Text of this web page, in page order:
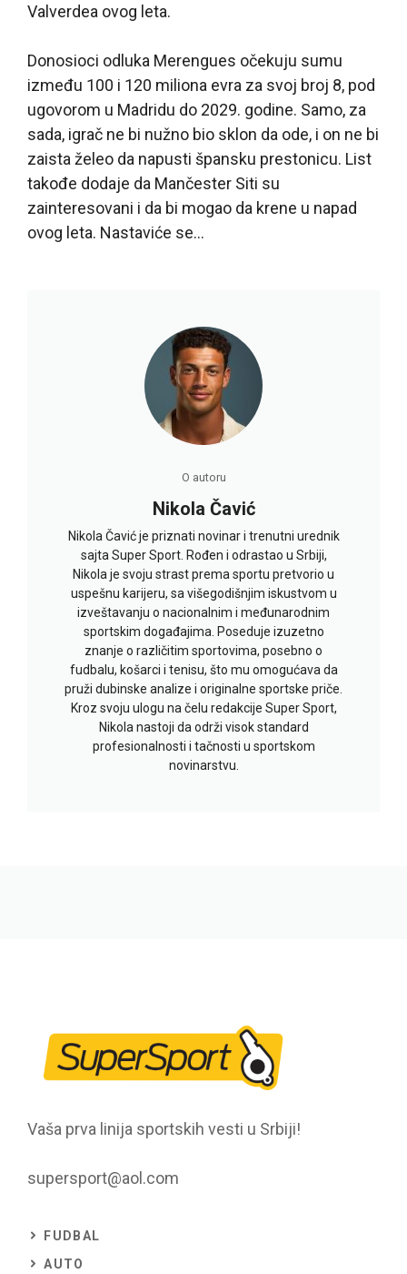
Valverdea ovog leta.
Donosioci odluka Merengues očekuju sumu
između 100 i 120 miliona evra za svoj broj 8, pod
ugovorom u Madridu do 2029. godine. Samo, za
sada, igrač ne bi nužno bio sklon da ode, i on ne bi
zaista želeo da napusti špansku prestonicu. List
takođe dodaje da Mančester Siti su
zainteresovani i da bi mogao da krene u napad
ovog leta. Nastaviće se…
O autoru
Nikola Čavić
Nikola Čavić je priznati novinar i trenutni urednik
sajta Super Sport. Rođen i odrastao u Srbiji,
Nikola je svoju strast prema sportu pretvorio u
uspešnu karijeru, sa višegodišnjim iskustvom u
izveštavanju o nacionalnim i međunarodnim
sportskim događajima. Poseduje izuzetno
znanje o različitim sportovima, posebno o
fudbalu, košarci i tenisu, što mu omogućava da
pruži dubinske analize i originalne sportske priče.
Kroz svoju ulogu na čelu redakcije Super Sport,
Nikola nastoji da održi visok standard
profesionalnosti i tačnosti u sportskom
novinarstvu.
Vaša prva linija sportskih vesti u Srbiji!
supersport@aol.com
FUDBAL
AUTO